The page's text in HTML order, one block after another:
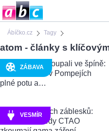
Ábíčko.cz Tagy
atom - články s
ZÁBAVA
VESMÍR